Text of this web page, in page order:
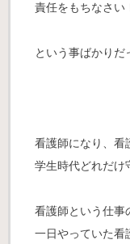
責任をもちなさい
という事ばかり
看護師になり、看
学生時代どれだけ
看護師という仕事
一日やっていた看